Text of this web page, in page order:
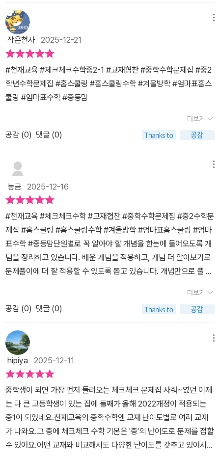
기본 연산문제, 유형문제들이 잘 구성이 되어 있다는 생각이 들어 이
번 겨울방학 앞두고 체크체크 중학수학 2-1로 수학예습을 시작했어
요. 개념설명을 읽어보고 난 후 아이가 '엄마 개념설명이 이해가 잘 되
요~'라고 말을 해요. 학원을 다니지 않는 아이여서 주변 친구들이 어
떻게 학습하는지 궁금해서 여러 친구들에게 물어보니 이 교재가 학원
에서 많이 푼다고 했다고 말을 하는데요. 아이가 푸는걸 보니 왜 가장
많이 활용되는지 알거 같다는 생각이 들었어요. 아이가 문제를 푸는
력체크 파트에서는 동영상 강의도 볼 수 있어서 집에서 학습하는 아
이에게 예습 교재로 너무 좋다는 생각이 들었어요. 한 단원학습을 마
무리 하고 엄청 뿌듯해 하는 아이인데요. 겨울방학에 2학는 수학 예
습 체크체크로 꼼꼼히 이어나갈 수 있을거 같아요 ^^
전 학습한 내용, 이후 학습한내용을알아볼수 있어 좋았어요~기본개
념을 학습목표부터 읽어보고개념부터 공부해보았지요~교과서처
럼 간결하고 알아보기쉽고 중요내용은 노란줄로 표시되어 있어 아이
가 개념익히기 참좋다 얘기해줬어요^^■개념익히기개념을 잘이해했
는지문제를 풀면서 확인해 볼수 있어요■교과서 문제로 개념체크여
러유형문제와 유사문제들을 풀면서개념을 잘 알고 있는지한번더 알
아볼수 있어요■실력문제속 유형 해결원리학교시험대비문제해결력
을 키울수 있는 문제로 구성되어 있어요■기출문제로 실력체크학교
시험에 나오는 실력문제로 구성된 문제들을 풀어보면서 학교 중간고
사 기말고사 대비하는데 딱인거 같아요!!​■중단원 개념확인필수개념
비할수 있을꺼같아요~****천재교육 체크체크 수학기본 장점***
1. 간결한 개념 정리한눈에 알아볼수 있게 개념설명이 잘되어 있다2.
적당한 문제구성너무 많은 문제로 구성된 타교재에 비해아이가 부담
이 안가도록 적절한 내용과 양이 좋은거 같다3.학교내신대비개념확
인, 실전연습,단원마무리다양한 유형문제구성으로학교시험대비를 완
벽히 할수 있다4.개념드릴북 복습용으로 다시 개념확인 문제를 풀어
보면서개념을 한번더 짚고 넘어갈수 있다5.학원에서 많이 선택하
는 문제집이다6.큐알코드로 동영상강의를 볼수있어 혼공하는 아이
Q: 난이도는 어떤거 같아?A; 체크체크베이직은 하단계라 젤 쉬웠는
데체크체크 수학기본은중단원마무리문제에서 서술형문제구성도 있
고 여러유형 문제로 구성되어있어서조금 어려운 중 단계인거 같아Q :
누구에게 추천해주고 싶어?A:중학교 2학년 공부를 처음하는 친구들
에게 추천 할래요~Q: 추천사용시기는?​A:겨울방학때 예습용으로 공
부하면 좋을꺼같아요Q: 활용방법은?​A: 진도북으로 이번 겨울방학에
개념과 다양한유형 문제를 풀어보면서 기본 개념을 다지고 복습용으
로 다시 개념 확인 문제를 풀어보려고 해요~​개념부터 여러유형 문제
까지 한번에 완벽하게!!!학교내신 대비도 완벽히 할수 있는중2수
학 문제집천재교육 체크체크수학기본 중학2-1로이번 겨울방학에 열
공해볼까 합니다~완북 도전!! 화이팅!!《《출판사로부터 교재를 제공
받아 주관적으로 작성한후기입니다 》》#천재교육 #체크체크수학
작은천사 2025-12-21
#천재교육 #체크체크수학중2-1 #교재협찬 #중학수학문제집 #중2
학년수학문제집 #홈스쿨링 #홈스쿨링수학 #겨울방학 #엄마표홈스
쿨링 #엄마표수학 #중등맘
더보기
공감 (0) 댓글 (0)
능금 2025-12-16
#천재교육 #체크체크수학 #교재협찬 #중학수학문제집 #중2수학문
제집 #홈스쿨링 #홈스쿨링수학 #겨울방학 #엄마표홈스쿨링 #엄마
표수학 #중등맘단원별로 꼭 알아야 할 개념을 한눈에 들어오도록 개
념을 정리하고 있습니다. 배운 개념을 적용하고, 개념 더 알아보기로
문제풀이에 더 잘 적용할 수 있도록 돕고 있습니다. 개념만으로 풀 수
보도록 구성되어 있습니다. 학교 시험에 나올 기출 문제로 학교 시험
에 완벽 대비를 하고 있습니다. QR코드를 찍으시면 문제풀이과정을
볼 수 있습니다. 겨울방학을 앞두고 다음학기 공부를 어떻게 준비해
야할지 고민이 많은 분들에게 추천합니다. 학원교재로도 두루 사용되
는 천재교육에서 만든 체크체크 수학, 기본서로 난이도는 평이한 중
간 정도의 난이도로 대부분의 학생들이 기본서로 가져가기 좋은 책입
니다. 개념을 탄탄하게 공부 할 수 있는 문제집 추천합니다.
더보기
공감 (0) 댓글 (0)
hipiya 2025-12-11
중학생이 되면 가장 먼저 들려오는 체크체크 문제집 사줘~였던 이제
는 다 큰 고등학생이 있는 집에 둘째가 올해 2022개정이 적용되는
중1이 되었네요.천재교육의 중학수학엔 교재 난이도별로 여러 교재
가 나와요.그 중에 체크체크 수학 기본은 '중'의 난이도로 문제를 접할
수 있어요.어떤 교재와 비교해서도 다양한 난이도를 갖추고 있어서개